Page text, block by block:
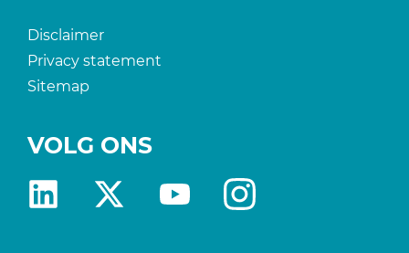
Disclaimer
Privacy statement
Sitemap
VOLG ONS